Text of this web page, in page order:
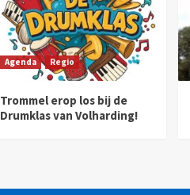
Agenda Regio
Trommel erop los bij de
Drumklas van Volharding!